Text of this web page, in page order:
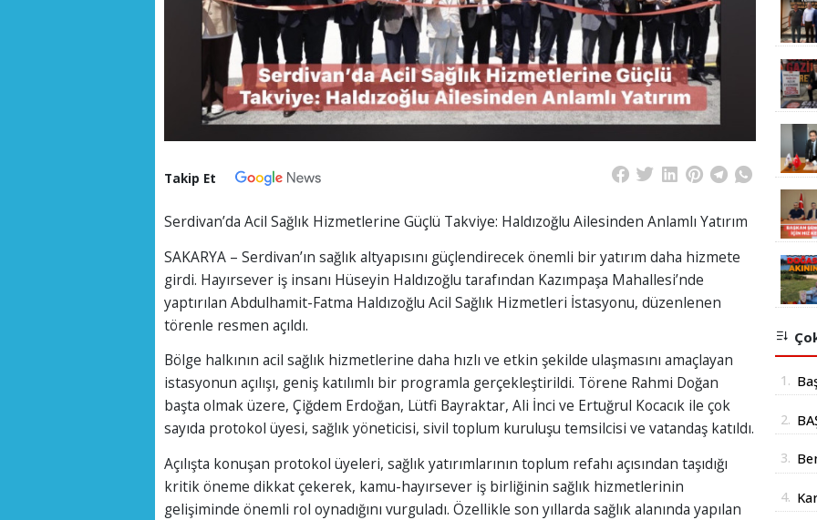
Takip Et
Serdivan’da Acil Sağlık Hizmetlerine Güçlü Takviye: Haldızoğlu Ailesinden Anlamlı Yatırım
SAKARYA – Serdivan’ın sağlık altyapısını güçlendirecek önemli bir yatırım daha hizmete
girdi. Hayırsever iş insanı Hüseyin Haldızoğlu tarafından Kazımpaşa Mahallesi’nde
yaptırılan Abdulhamit-Fatma Haldızoğlu Acil Sağlık Hizmetleri İstasyonu, düzenlenen
törenle resmen açıldı.
Bölge halkının acil sağlık hizmetlerine daha hızlı ve etkin şekilde ulaşmasını amaçlayan
istasyonun açılışı, geniş katılımlı bir programla gerçekleştirildi. Törene Rahmi Doğan
başta olmak üzere, Çiğdem Erdoğan, Lütfi Bayraktar, Ali İnci ve Ertuğrul Kocacık ile çok
sayıda protokol üyesi, sağlık yöneticisi, sivil toplum kuruluşu temsilcisi ve vatandaş katıldı.
Açılışta konuşan protokol üyeleri, sağlık yatırımlarının toplum refahı açısından taşıdığı
kritik öneme dikkat çekerek, kamu-hayırsever iş birliğinin sağlık hizmetlerinin
gelişiminde önemli rol oynadığını vurguladı. Özellikle son yıllarda sağlık alanında yapılan
1.
2.
3.
4.